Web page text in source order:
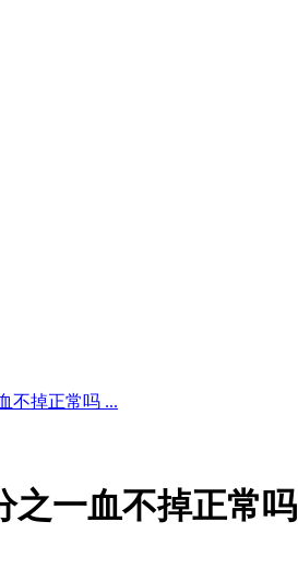
不掉正常吗 ...
之一血不掉正常吗